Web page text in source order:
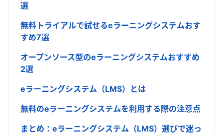
選
無料トライアルで試せるeラーニングシステムおす
すめ7選
オープンソース型のeラーニングシステムおすすめ
2選
eラーニングシステム（LMS）とは
無料のeラーニングシステムを利用する際の注意点
まとめ：eラーニングシステム（LMS）選びで迷っ